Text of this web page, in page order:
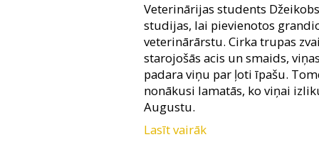
Veterinārijas students
studijas, lai pievienotos
veterinārārstu. Cirka trupas
starojošās acis un smaids,
padara viņu par ļoti īpašu.
nonākusi lamatās, ko viņai
Augustu.
Džeikobs un Marlēna iemīl
Lasīt vairāk